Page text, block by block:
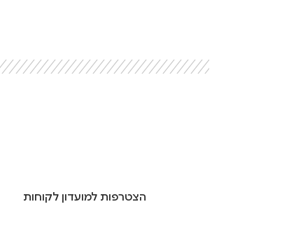
הצטרפות למועדון לקוחות